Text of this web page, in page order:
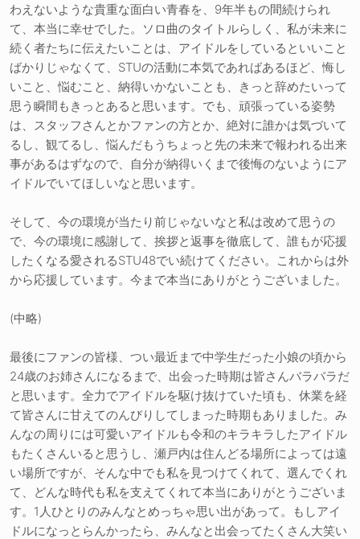
わえないような貴重な面白い青春を、9年半もの間続けられ
て、本当に幸せでした。ソロ曲のタイトルらしく、私が未来に
続く者たちに伝えたいことは、アイドルをしているといいこと
ばかりじゃなくて、STUの活動に本気であればあるほど、悔し
いこと、悩むこと、納得いかないことも、きっと辞めたいって
思う瞬間もきっとあると思います。でも、頑張っている姿勢
は、スタッフさんとかファンの方とか、絶対に誰かは気づいて
るし、観てるし、悩んだもうちょっと先の未来で報われる出来
事があるはずなので、自分が納得いくまで後悔のないようにア
イドルでいてほしいなと思います。
そして、今の環境が当たり前じゃないなと私は改めて思うの
で、今の環境に感謝して、挨拶と返事を徹底して、誰もが応援
したくなる愛されるSTU48でい続けてください。これからは外
から応援しています。今まで本当にありがとうございました。
(中略)
最後にファンの皆様、つい最近まで中学生だった小娘の頃から
24歳のお姉さんになるまで、出会った時期は皆さんバラバラだ
と思います。全力でアイドルを駆け抜けていた頃も、休業を経
て皆さんに甘えてのんびりしてしまった時期もありました。み
んなの周りには可愛いアイドルも令和のキラキラしたアイドル
もたくさんいると思うし、瀬戸内は住んどる場所によっては遠
い場所ですが、そんな中でも私を見つけてくれて、選んでくれ
て、どんな時代も私を支えてくれて本当にありがとうございま
す。1人ひとりのみんなとめっちゃ思い出があって。もしアイ
ドルになっとらんかったら、みんなと出会ってたくさん大笑い